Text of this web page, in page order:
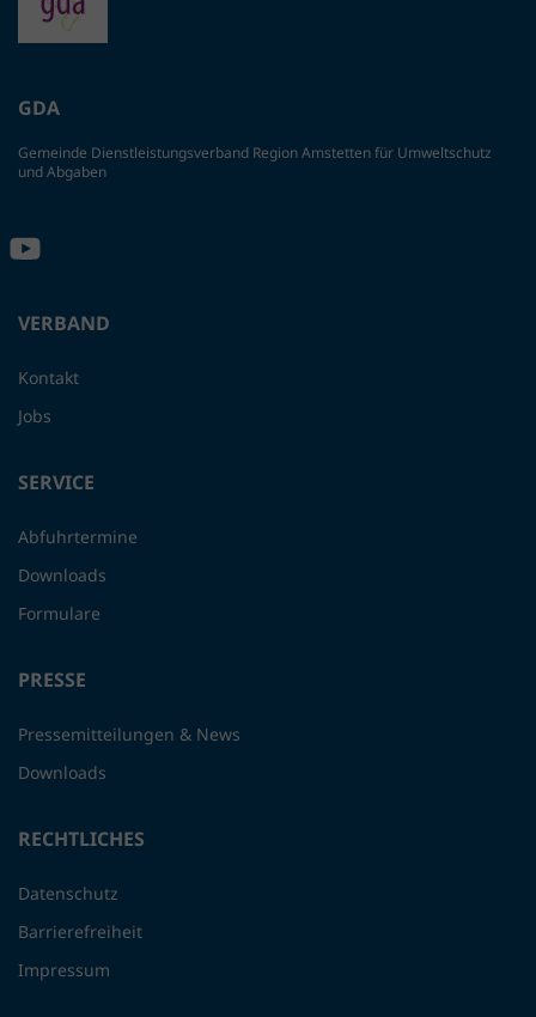
GDA
Gemeinde Dienstleistungsverband Region Amstetten für Umweltschutz
und Abgaben
VERBAND
Kontakt
Jobs
SERVICE
Abfuhrtermine
Downloads
Formulare
PRESSE
Pressemitteilungen & News
Downloads
RECHTLICHES
Datenschutz
Barrierefreiheit
Impressum